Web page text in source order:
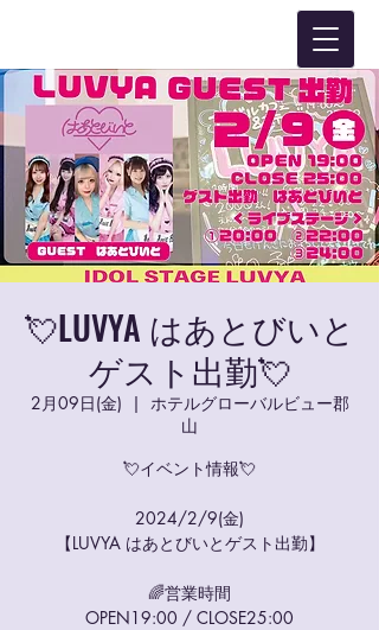
💘LUVYA はあとびいと
ゲスト出勤💘
2月09日(金)
  |
ホテルグローバルビュー郡
山
💘イベント情報💘
2024/2/9(金)
【LUVYA はあとびいとゲスト出勤】
🌈営業時間
OPEN19:00 / CLOSE25:00